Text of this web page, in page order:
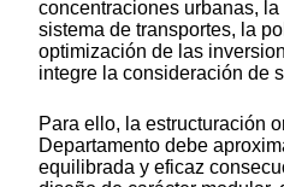
concentraciones urbanas,
sistema de transportes, la
optimización de las
integre la consideración de
Para ello, la estructuración
Departamento debe
equilibrada y eficaz